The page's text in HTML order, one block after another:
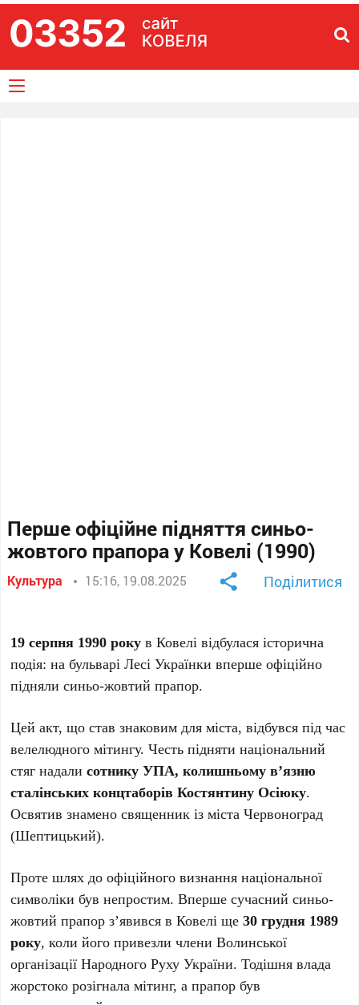
Перше офіційне підняття синьо-
жовтого прапора у Ковелі (1990)
Культура 15:16, 19.08.2025 Поділитися
19 серпня 1990 року в Ковелі відбулася історична
подія: на бульварі Лесі Українки вперше офіційно
підняли синьо-жовтий прапор.
Цей акт, що став знаковим для міста, відбувся під час
велелюдного мітингу. Честь підняти національний
стяг надалисотнику УПА, колишньому в’язню
сталінських концтаборів Костянтину Осіюку.
Освятив знамено священник із міста Червоноград
(Шептицький).
Проте шлях до офіційного визнання національної
символіки був непростим. Вперше сучасний синьо-
жовтий прапор з’явився в Ковелі ще30 грудня 1989
року, коли його привезли члени Волинської
організації Народного Руху України. Тодішня влада
жорстоко розігнала мітинг, а прапор був